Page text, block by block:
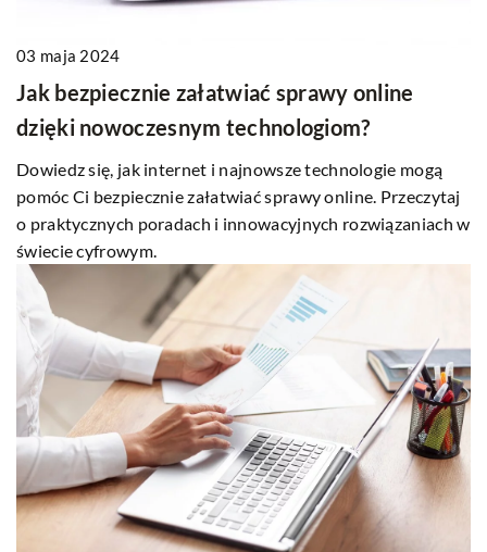
03 maja 2024
Jak bezpiecznie załatwiać sprawy online
dzięki nowoczesnym technologiom?
Dowiedz się, jak internet i najnowsze technologie mogą
pomóc Ci bezpiecznie załatwiać sprawy online. Przeczytaj
o praktycznych poradach i innowacyjnych rozwiązaniach w
świecie cyfrowym.